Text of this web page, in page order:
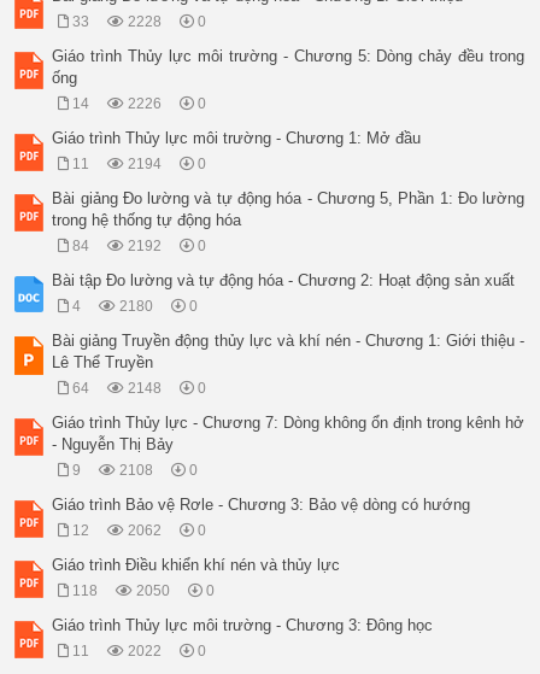
33 2228 0
Giáo trình Thủy lực môi trường - Chương 5: Dòng chảy đều trong
ống
14 2226 0
Giáo trình Thủy lực môi trường - Chương 1: Mở đầu
11 2194 0
Bài giảng Đo lường và tự động hóa - Chương 5, Phần 1: Đo lường
trong hệ thống tự động hóa
84 2192 0
Bài tập Đo lường và tự động hóa - Chương 2: Hoạt động sản xuất
4 2180 0
Bài giảng Truyền động thủy lực và khí nén - Chương 1: Giới thiệu -
Lê Thể Truyền
64 2148 0
Giáo trình Thủy lực - Chương 7: Dòng không ổn định trong kênh hở
- Nguyễn Thị Bảy
9 2108 0
Giáo trình Bảo vệ Rơle - Chương 3: Bảo vệ dòng có hướng
12 2062 0
Giáo trình Ðiều khiển khí nén và thủy lực
118 2050 0
Giáo trình Thủy lực môi trường - Chương 3: Đông học
11 2022 0